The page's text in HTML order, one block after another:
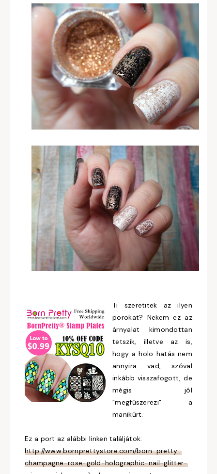
Ti szeretitek az ilyen
porokat? Nekem ez az
árnyalat kimondottan
tetszik, illetve az is,
hogy a holo hatás nem
annyira vad, szóval
inkább visszafogott, de
mégis jól
"megfűszerezi" a
manikűrt.
Ez a port az alábbi linken találjátok:
http://www.bornprettystore.com/born-pretty-
champagne-rose-gold-holographic-nail-glitter-